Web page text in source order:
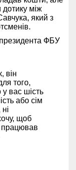
між
який з
президента ФБУ
він
того,
вас шість
або сім
щоб
працював